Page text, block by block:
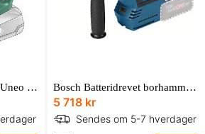
Bosch DIY Borhammer Uneo Maxx 18Vsolo Adapter Bosch Batteridrevet borhammer med SDS plus GBH 18V-26 F Professional Solo i pappeske med ekstrahåndtak
5 718 kr
Sendes om 5-7 hverdager